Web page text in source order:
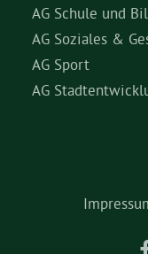
AG Schule und
AG Soziales &
AG Sport
AG